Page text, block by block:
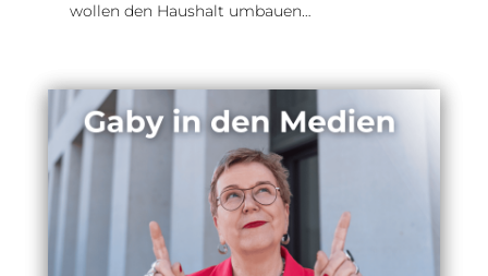
wollen den Haushalt umbauen…